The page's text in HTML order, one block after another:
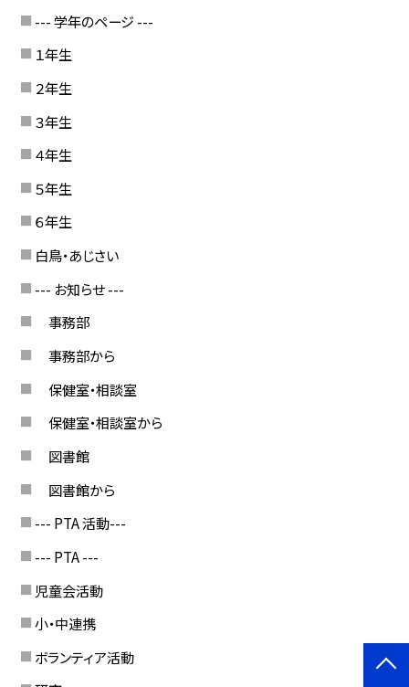
--- 学年のページ ---
１年生
２年生
３年生
４年生
５年生
６年生
白鳥・あじさい
--- お知らせ ---
事務部
事務部から
保健室・相談室
保健室・相談室から
図書館
図書館から
--- PTA 活動---
--- PTA ---
児童会活動
小・中連携
ボランティア活動